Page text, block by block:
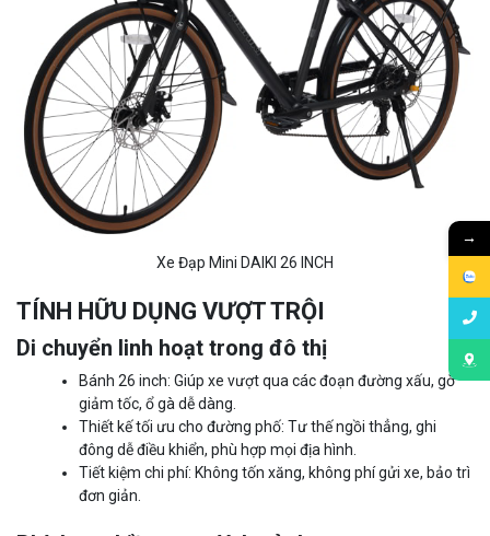
Xe Đạp Mini DAIKI 26 INCH
TÍNH HỮU DỤNG VƯỢT TRỘI
Di chuyển linh hoạt trong đô thị
Bánh 26 inch: Giúp xe vượt qua các đoạn đường xấu, gờ
giảm tốc, ổ gà dễ dàng.
Thiết kế tối ưu cho đường phố: Tư thế ngồi thẳng, ghi
đông dễ điều khiển, phù hợp mọi địa hình.
Tiết kiệm chi phí: Không tốn xăng, không phí gửi xe, bảo trì
đơn giản.
→